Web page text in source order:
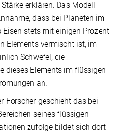
erklären. Das Modell
dass bei Planeten im
stets mit einigen Prozent
Elements vermischt ist, im
Schwefel; die
dieses Elements im flüssigen
an.
Forscher geschieht das bei
seines flüssigen
zufolge bildet sich dort